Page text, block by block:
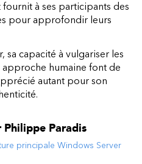
à ses participants des
pour approfondir leurs
sa capacité à vulgariser les
humaine font de
autant pour son
Philippe Paradis
principale Windows Server